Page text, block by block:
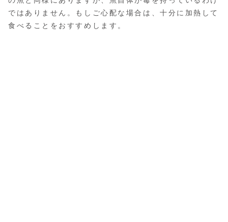
ではありません。もしご心配な場合は、十分に加熱して
食べることをおすすめします。